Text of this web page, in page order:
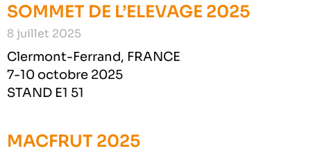
SOMMET DE L’ELEVAGE 2025
8 juillet 2025
Clermont-Ferrand, FRANCE
7-10 octobre 2025
STAND E1 51
MACFRUT 2025